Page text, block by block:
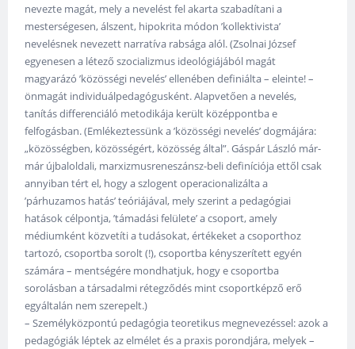
nevezte magát, mely a nevelést fel akarta szabadítani a
mesterségesen, álszent, hipokrita módon ’kollektivista’
nevelésnek nevezett narratíva rabsága alól. (Zsolnai József
egyenesen a létező szocializmus ideológiájából magát
magyarázó ’közösségi nevelés’ ellenében definiálta – eleinte! –
önmagát individuálpedagógusként. Alapvetően a nevelés,
tanítás differenciáló metodikája került középpontba e
felfogásban. (Emlékeztessünk a ’közösségi nevelés’ dogmájára:
„közösségben, közösségért, közösség által”. Gáspár László már-
már újbaloldali, marxizmusreneszánsz-beli definíciója ettől csak
annyiban tért el, hogy a szlogent operacionalizálta a
’párhuzamos hatás’ teóriájával, mely szerint a pedagógiai
hatások célpontja, ’támadási felülete’ a csoport, amely
médiumként közvetíti a tudásokat, értékeket a csoporthoz
tartozó, csoportba sorolt (!), csoportba kényszerített egyén
számára – mentségére mondhatjuk, hogy e csoportba
sorolásban a társadalmi rétegződés mint csoportképző erő
egyáltalán nem szerepelt.)
– Személyközpontú pedagógia teoretikus megnevezéssel: azok a
pedagógiák léptek az elmélet és a praxis porondjára, melyek –